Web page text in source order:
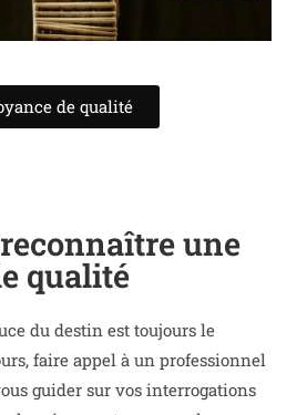
de qualité
une
qualité
du destin est toujours le
faire appel à un professionnel
guider sur vos interrogations